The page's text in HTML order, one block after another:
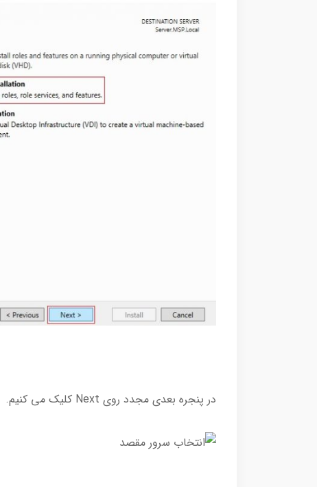
در پنجره بعدی مجدد روی Next کلیک می کنیم.